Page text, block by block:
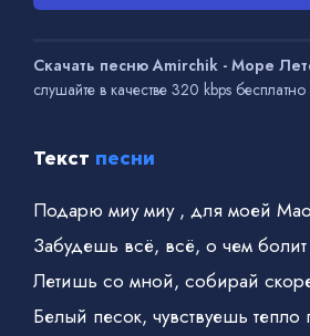
Скачать песню Amirchik - Море
слушайте в качестве 320 kbps бесплатно
Текст песни
Подарю миу миу , для моей
Забудешь всё, всё, о чем болит
Летишь со мной, собирай
Белый песок, чувствуешь тепло